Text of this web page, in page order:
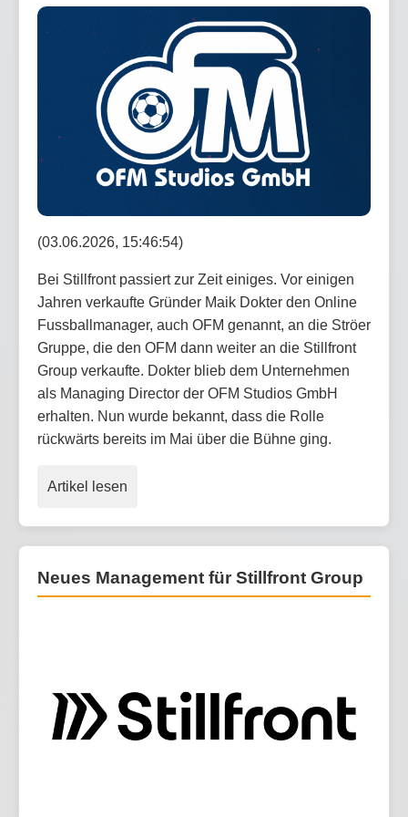
(03.06.2026, 15:46:54)
Bei Stillfront passiert zur Zeit einiges. Vor einigen
Jahren verkaufte Gründer Maik Dokter den Online
Fussballmanager, auch OFM genannt, an die Ströer
Gruppe, die den OFM dann weiter an die Stillfront
Group verkaufte. Dokter blieb dem Unternehmen
als Managing Director der OFM Studios GmbH
erhalten. Nun wurde bekannt, dass die Rolle
rückwärts bereits im Mai über die Bühne ging.
Artikel lesen
Neues Management für Stillfront Group